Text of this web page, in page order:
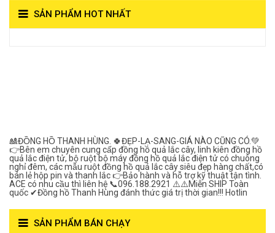
SẢN PHẨM HOT NHẤT
🎎ĐỒNG HỒ THANH HÙNG. 🍀ĐẸP-LẠ-SANG-GIÁ NÀO CŨNG CÓ.💚
👉Bên em chuyên cung cấp đồng hồ quả lắc cây, linh kiên đồng hồ
quả lắc điện tử, bộ ruột bộ máy đồng hồ quả lắc điện tử có chuông
nghỉ đêm, các mẫu ruột đồng hồ quả lắc cây siêu đẹp hàng chất,có
bán lẻ hộp pin và thanh lắc 👉Bảo hành và hỗ trợ kỹ thuật tận tình.
ACE có nhu cầu thì liên hệ 📞096.188.2921 ⚠️⚠️Miễn SHIP Toàn
quốc ✔Đồng hồ Thanh Hùng đánh thức giá trị thời gian!!! Hotlin
SẢN PHẨM BÁN CHẠY